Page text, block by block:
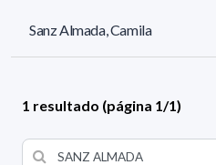
Sanz Almada, Camila
1 resultado (página 1/1)